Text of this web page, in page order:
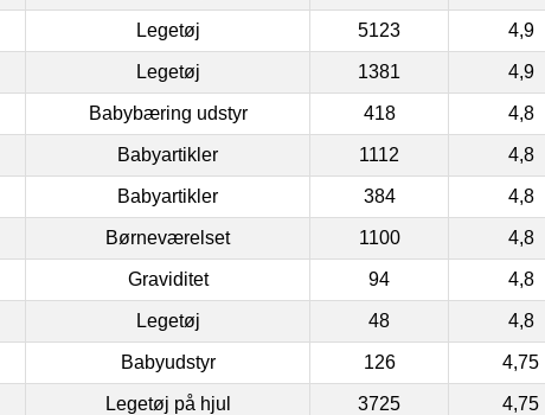
Legetøj 5123 4,9
Legetøj 1381 4,9
Babybæring udstyr 418 4,8
Babyartikler 1112 4,8
Babyartikler 384 4,8
Børneværelset 1100 4,8
Graviditet 94 4,8
Legetøj 48 4,8
Babyudstyr 126 4,75
Legetøj på hjul 3725 4,75